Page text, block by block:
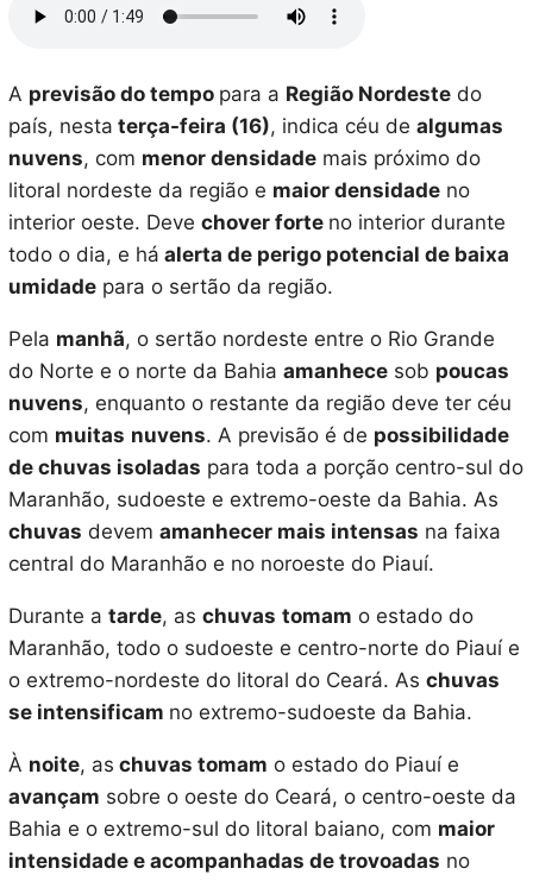
A previsão do tempo para a Região Nordestedo
país, nesta terça-feira (16), indica céu de algumas
nuvens, com menor densidademais próximo do
litoral nordeste da região e maior densidadeno
interior oeste. Deve chover forte no interior durante
todo o dia, e há alerta de perigo potencial de baixa
umidadepara o sertão da região.
Pela manhã, o sertão nordeste entre o Rio Grande
do Norte e o norte da Bahia amanhecesob poucas
nuvens, enquanto o restante da região deve ter céu
com muitas nuvens. A previsão é de possibilidade
de chuvas isoladas para toda a porção centro-sul do
Maranhão, sudoeste e extremo-oeste da Bahia. As
chuvas devem amanhecer mais intensas na faixa
central do Maranhão e no noroeste do Piauí.
Durante a tarde, as chuvas tomam o estado do
Maranhão, todo o sudoeste e centro-norte do Piauí e
o extremo-nordeste do litoral do Ceará. As chuvas
se intensificam no extremo-sudoeste da Bahia.
À noite, as chuvas tomam o estado do Piauí e
avançam sobre o oeste do Ceará, o centro-oeste da
Bahia e o extremo-sul do litoral baiano, com maior
intensidade e acompanhadas de trovoadas no